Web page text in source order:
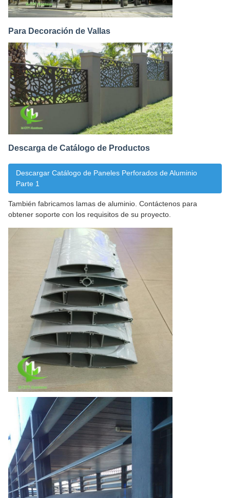
Para Decoración de Vallas
Descarga de Catálogo de Productos
Descargar Catálogo de Paneles Perforados de Aluminio
Parte 1
También fabricamos lamas de aluminio. Contáctenos para
obtener soporte con los requisitos de su proyecto.